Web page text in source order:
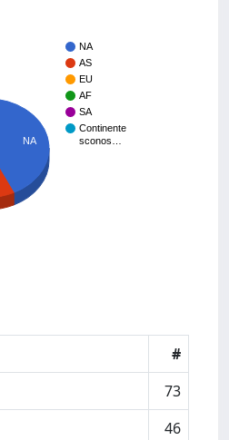
NA
AS
EU
AF
SA
Continente
sconos…
NA
#
73
46